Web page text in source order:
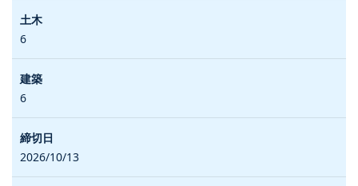
6
6
2026/10/13